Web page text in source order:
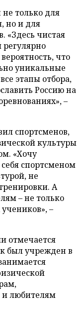
только для
но и для
«Здесь чистая
что
уникальные
этапы отбора,
Россию на
–
спортсменов,
культуры
«Хочу
спортсменом
не
А
– не только
–
отмечается
был учрежден в
и любителям